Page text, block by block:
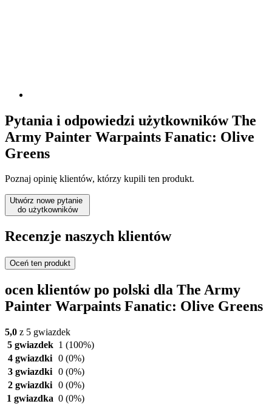
Pytania i odpowiedzi użytkowników The
Army Painter Warpaints Fanatic: Olive
Greens
Poznaj opinię klientów, którzy kupili ten produkt.
Utwórz nowe pytanie
do użytkowników
Recenzje naszych klientów
Oceń ten produkt
ocen klientów po polski dla The Army
Painter Warpaints Fanatic: Olive Greens
5,0 z 5 gwiazdek
5 gwiazdek 1 (100%)
4 gwiazdki 0 (0%)
3 gwiazdki 0 (0%)
2 gwiazdki 0 (0%)
1 gwiazdka 0 (0%)